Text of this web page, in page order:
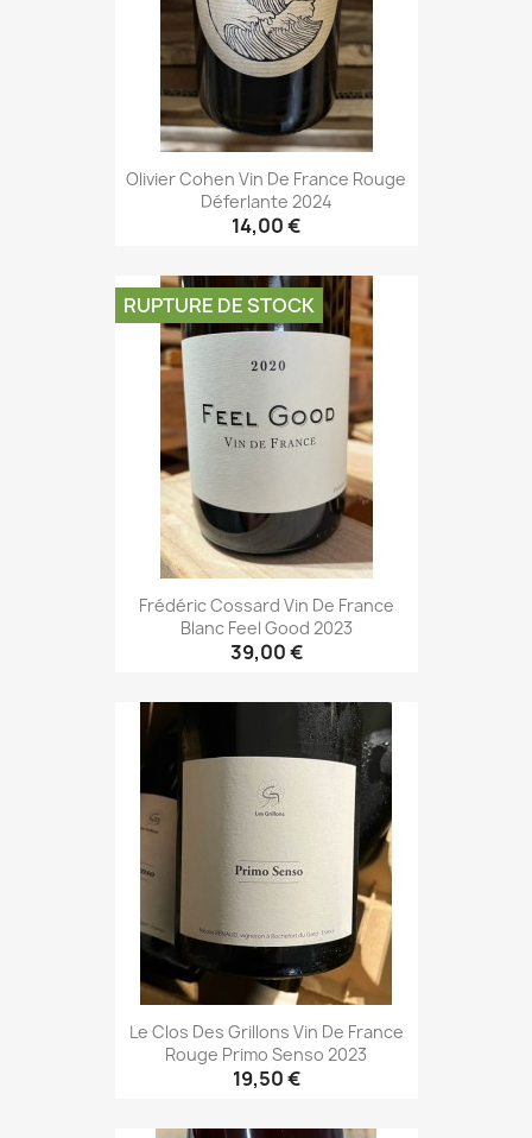
Olivier Cohen Vin De France Rouge
Déferlante 2024
14,00 €
Frédéric Cossard Vin De France
Blanc Feel Good 2023
39,00 €
RUPTURE DE STOCK
Le Clos Des Grillons Vin De France
Rouge Primo Senso 2023
19,50 €